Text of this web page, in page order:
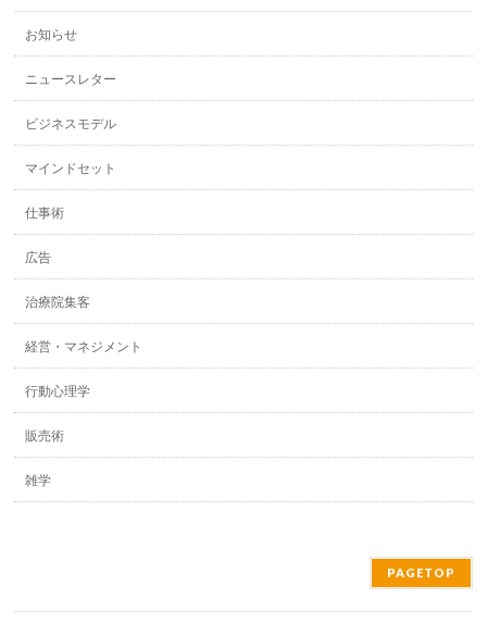
お知らせ
ニュースレター
ビジネスモデル
マインドセット
仕事術
広告
治療院集客
経営・マネジメント
行動心理学
販売術
雑学
PAGETOP